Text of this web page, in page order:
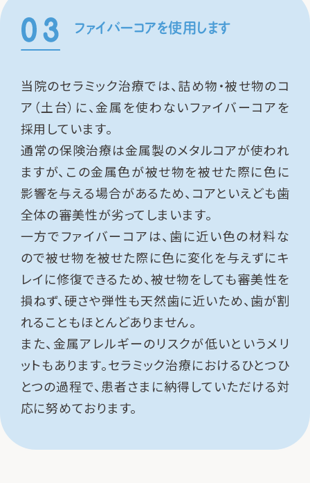
ファイバーコアを使用します
当院のセラミック治療では、詰め物・被せ物のコ
ア（土台）に、金属を使わないファイバーコアを
採用しています。
通常の保険治療は金属製のメタルコアが使われ
ますが、この金属色が被せ物を被せた際に色に
影響を与える場合があるため、コアといえども歯
全体の審美性が劣ってしまいます。
一方でファイバーコアは、歯に近い色の材料な
ので被せ物を被せた際に色に変化を与えずにキ
レイに修復できるため、被せ物をしても審美性を
損ねず、硬さや弾性も天然歯に近いため、歯が割
れることもほとんどありません。
また、金属アレルギーのリスクが低いというメリ
ットもあります。セラミック治療におけるひとつひ
とつの過程で、患者さまに納得していただける対
応に努めております。